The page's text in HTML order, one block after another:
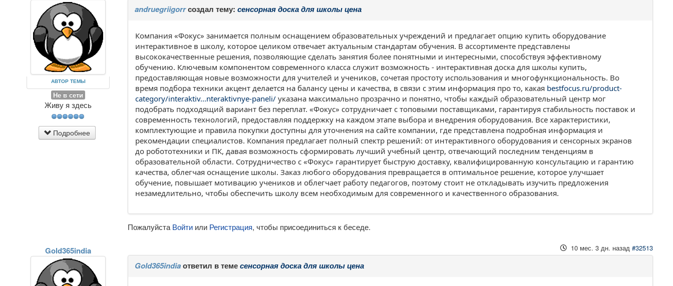
АВТОР ТЕМЫ
Не в сети
Живу я здесь
Подробнее
andruegriigorrсоздал тему:сенсорная доска для школы цена
Компания «Фокус» занимается полным оснащением образовательных учреждений и предлагает опцию купить оборудование
интерактивное в школу, которое целиком отвечает актуальным стандартам обучения. В ассортименте представлены
высококачественные решения, позволяющие сделать занятия более понятными и интересными, способствуя эффективному
обучению. Ключевым компонентом современного класса служит возможность - интерактивная доска для школы купить,
предоставляющая новые возможности для учителей и учеников, сочетая простоту использования и многофункциональность. Во
время подбора техники акцент делается на балансу цены и качества, в связи с этим информация про то, какая bestfocus.ru/product-
category/interaktiv...nteraktivnye-paneli/ указана максимально прозрачно и понятно, чтобы каждый образовательный центр мог
подобрать подходящий вариант без переплат. «Фокус» сотрудничает с топовыми поставщиками, гарантируя стабильность поставок и
современность технологий, предоставляя поддержку на каждом этапе выбора и внедрения оборудования. Все характеристики,
комплектующие и правила покупки доступны для уточнения на сайте компании, где представлена подробная информация и
рекомендации специалистов. Компания предлагает полный спектр решений: от интерактивного оборудования и сенсорных экранов
до робототехники и ПК, давая возможность сформировать лучший учебный центр, отвечающий последним тенденциям в
образовательной области. Сотрудничество с «Фокус» гарантирует быструю доставку, квалифицированную консультацию и гарантию
качества, облегчая оснащение школы. Заказ любого оборудования превращается в оптимальное решение, которое улучшает
обучение, повышает мотивацию учеников и облегчает работу педагогов, поэтому стоит не откладывать изучить предложения
незамедлительно, чтобы обеспечить школу всем необходимым для современного и качественного образования.
Пожалуйста Войти или Регистрация, чтобы присоединиться к беседе.
Gold365india 10 мес. 3 дн. назад #32513
Gold365indiaответил в темесенсорная доска для школы цена